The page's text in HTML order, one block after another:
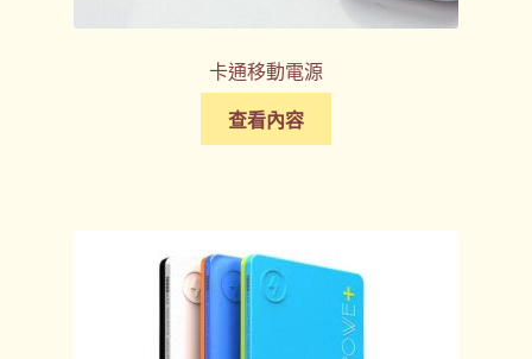
卡通移動電源
查看內容